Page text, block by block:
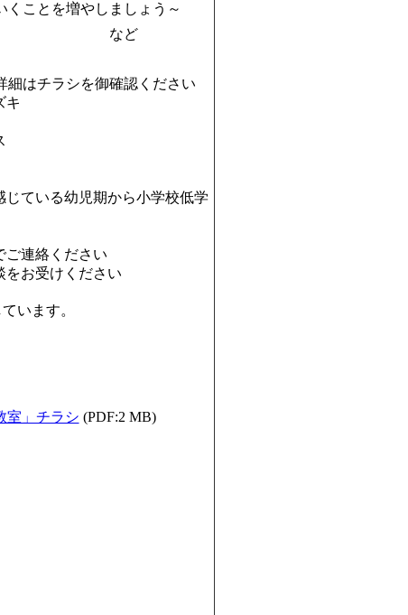
くことを増やしましょう～
など
はチラシを御確認ください
キ
ている幼児期から小学校低学
連絡ください
お受けください
います。
室」チラシ (PDF:2 MB)